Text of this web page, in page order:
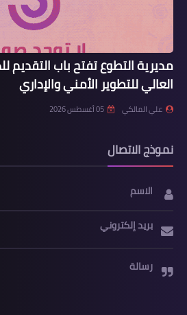
العالي للتطوير الأمني والإداري
علي المالكي 05 أغسطس 2026
نموذج الاتصال
الاسم
بريد إلكتروني
رسالة